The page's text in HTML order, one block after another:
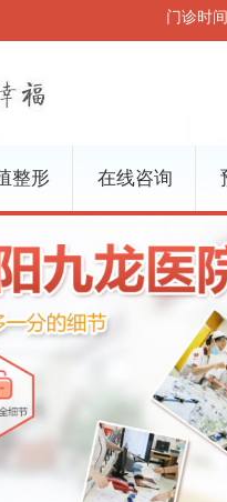
门诊时
整形 在线咨询